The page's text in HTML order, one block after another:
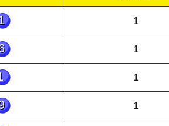
1
1
1
1